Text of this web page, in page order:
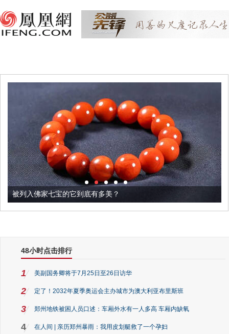
被列入佛家七宝的它到底有多美？
48小时点击排行
1 美副国务卿将于7月25日至26日访华
2 定了！2032年夏季奥运会主办城市为澳大利亚布里斯班
3 郑州地铁被困人员口述：车厢外水有一人多高 车厢内缺氧
4 在人间 | 亲历郑州暴雨：我用皮划艇救了一个孕妇